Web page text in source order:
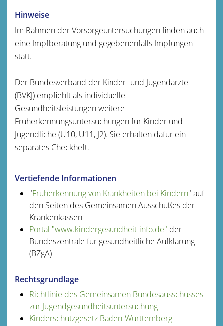
Hinweise
Im Rahmen der Vorsorgeuntersuchungen finden auch
eine Impfberatung und gegebenenfalls Impfungen
statt.
Der Bundesverband der Kinder- und Jugendärzte
(BVKJ) empfiehlt als individuelle
Gesundheitsleistungen weitere
Früherkennungsuntersuchungen für Kinder und
Jugendliche (U10, U11, J2). Sie erhalten dafür ein
separates Checkheft.
Vertiefende Informationen
"Früherkennung von Krankheiten bei Kindern" auf
den Seiten des Gemeinsamen Ausschußes der
Krankenkassen
Portal "www.kindergesundheit-info.de" der
Bundeszentrale für gesundheitliche Aufklärung
(BZgA)
Rechtsgrundlage
Richtlinie des Gemeinsamen Bundesausschusses
zur Jugendgesundheitsuntersuchung
Kinderschutzgesetz Baden-Württemberg